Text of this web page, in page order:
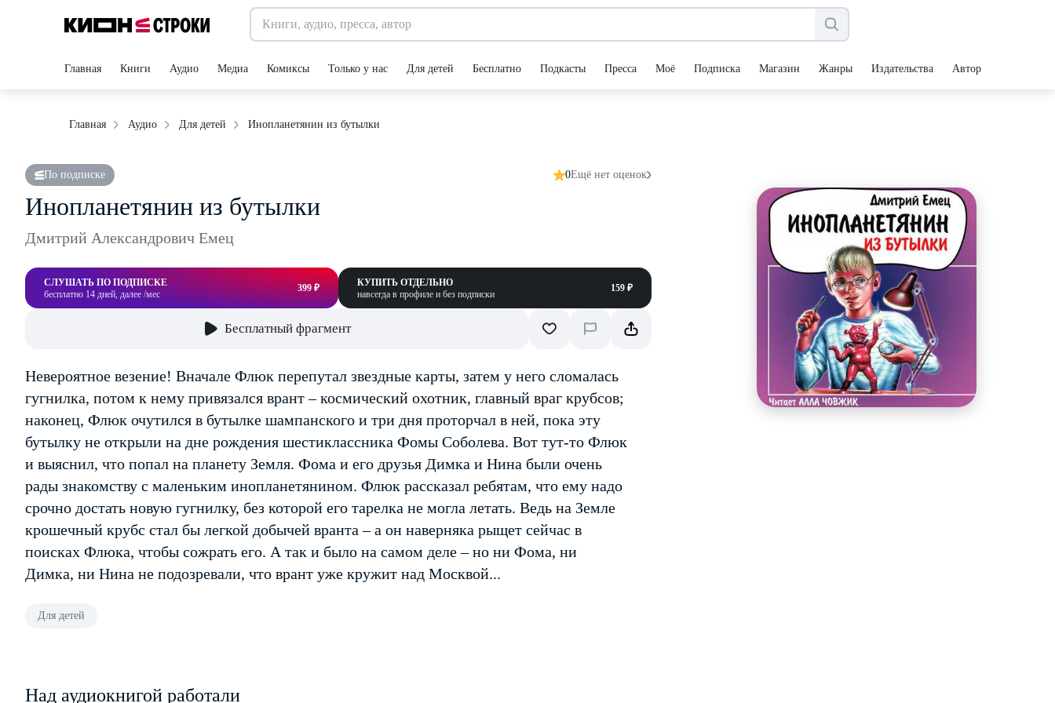
Главная Книги Аудио Медиа Комиксы Только у нас Для детей Бесплатно Подкасты Пресса Моё Подписка Магазин Жанры Издательства Авторы
Главная Аудио Для детей Инопланетянин из бутылки
По подписке 0Ещё нет оценок
Инопланетянин из бутылки
Дмитрий Александрович Емец
СЛУШАТЬ ПО ПОДПИСКЕ
бесплатно 14 дней, далее /мес
399 ₽
КУПИТЬ ОТДЕЛЬНО
навсегда в профиле и без подписки
159 ₽
Бесплатный фрагмент
Невероятное везение! Вначале Флюк перепутал звездные карты, затем у него сломалась
гугнилка, потом к нему привязался врант – космический охотник, главный враг крубсов;
наконец, Флюк очутился в бутылке шампанского и три дня проторчал в ней, пока эту
бутылку не открыли на дне рождения шестиклассника Фомы Соболева. Вот тут-то Флюк
и выяснил, что попал на планету Земля. Фома и его друзья Димка и Нина были очень
рады знакомству с маленьким инопланетянином. Флюк рассказал ребятам, что ему надо
срочно достать новую гугнилку, без которой его тарелка не могла летать. Ведь на Земле
крошечный крубс стал бы легкой добычей вранта – а он наверняка рыщет сейчас в
поисках Флюка, чтобы сожрать его. А так и было на самом деле – но ни Фома, ни
Димка, ни Нина не подозревали, что врант уже кружит над Москвой...
Для детей
Над аудиокнигой работали